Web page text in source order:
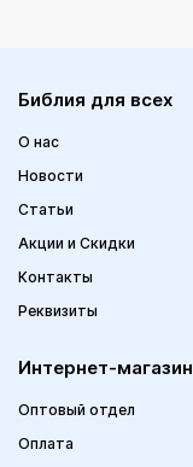
Библия для всех
О нас
Новости
Статьи
Акции и Скидки
Контакты
Реквизиты
Интернет-магазин
Оптовый отдел
Оплата